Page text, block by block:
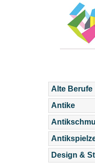
Alte Berufe
Antike
Design &